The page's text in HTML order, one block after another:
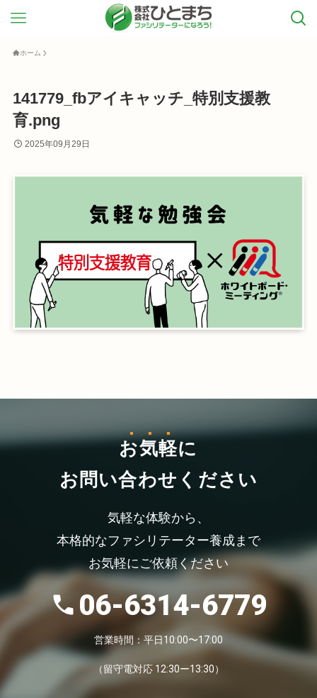
ホーム
141779_fbアイキャッチ_特別支援教
育.png
2025年09月29日
お気軽に
お問い合わせください
気軽な体験から、
本格的なファシリテーター養成まで
お気軽にご依頼ください
06-6314-6779
営業時間：平日10:00〜17:00
（留守電対応 12:30ー13:30）